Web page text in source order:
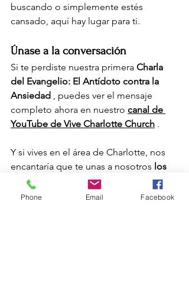
buscando o simplemente estés
cansado, aquí hay lugar para ti.
Únase a la conversación
Si te perdiste nuestra primera Charla
del Evangelio: El Antídoto contra la
Ansiedad
, puedes ver el mensaje
completo ahora en nuestro canal de
YouTube de Vive Charlotte Church .
Y si vives en el área de Charlotte, nos
encantaría que te unas a nosotros los
domingos a las 10:30 a. m.
mientras
continuamos caminando a través del
Phone Email Facebook